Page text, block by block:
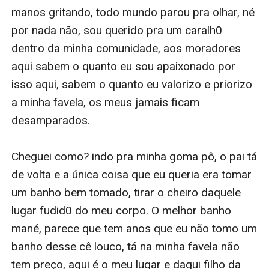
manos gritando, todo mundo parou pra olhar, né
por nada não, sou querido pra um caralh0
dentro da minha comunidade, aos moradores
aqui sabem o quanto eu sou apaixonado por
isso aqui, sabem o quanto eu valorizo e priorizo
a minha favela, os meus jamais ficam
desamparados.
Cheguei como? indo pra minha goma pô, o pai tá
de volta e a única coisa que eu queria era tomar
um banho bem tomado, tirar o cheiro daquele
lugar fudid0 do meu corpo. O melhor banho
mané, parece que tem anos que eu não tomo um
banho desse cê louco, tá na minha favela não
tem preço, aqui é o meu lugar e daqui filho da